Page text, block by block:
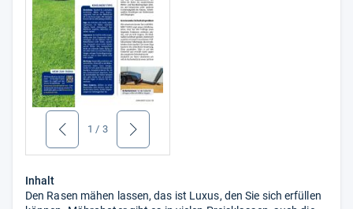
zurück 1 / 3 weiter
Inhalt
Den Rasen mähen lassen, das ist Luxus, den Sie sich erfüllen